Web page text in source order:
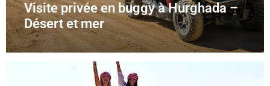
Visite privée en buggy à Hurghada –
Désert et mer